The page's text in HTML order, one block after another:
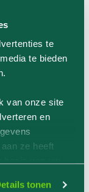
te
te bieden
van onze site
en
ze heeft
tonen